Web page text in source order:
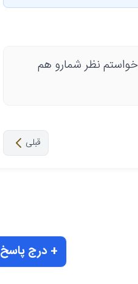
نظر شمارو هم
قبلی
+ درج پاسخ